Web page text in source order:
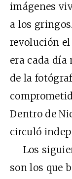
imágenes
a los
revolución
era cada día
de la
Dentro de
circuló
Los
son los que